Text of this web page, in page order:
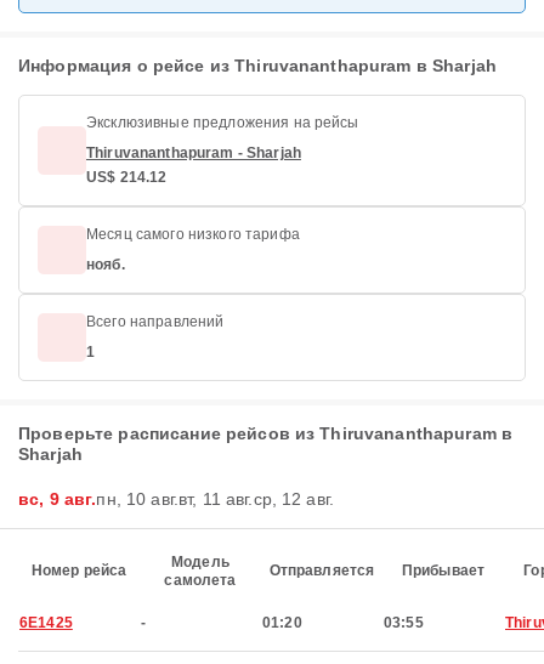
Информация о рейсе из Thiruvananthapuram в Sharjah
Эксклюзивные предложения на рейсы
Thiruvananthapuram - Sharjah
US$ 214.12
Месяц самого низкого тарифа
нояб.
Всего направлений
1
Проверьте расписание рейсов из Thiruvananthapuram в
Sharjah
вс, 9 авг.пн, 10 авг.вт, 11 авг.ср, 12 авг.
Номер рейса
Модель
самолета
Отправляется Прибывает
6E1425 - 01:20 03:55